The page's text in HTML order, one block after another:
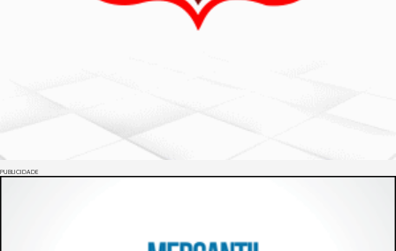
PUBLICIDADE